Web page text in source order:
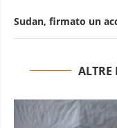
Sudan, firmato un
ALTRE